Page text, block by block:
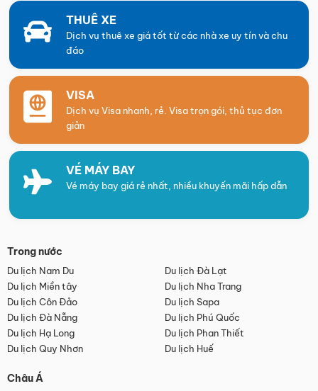
THUÊ XE
Dịch vụ thuê xe giá tốt từ các nhà xe uy tín và chu
đáo
VISA
Dịch vụ Visa nhanh, rẻ. Visa trọn gói, thủ tục đơn
giản
VÉ MÁY BAY
Vé máy bay giá rẻ nhất, nhiều khuyến mãi hấp dẫn
Trong nước
Du lịch Nam Du
Du lịch Đà Lạt
Du lịch Miền tây
Du lịch Nha Trang
Du lịch Côn Đảo
Du lịch Sapa
Du lịch Đà Nẵng
Du lịch Phú Quốc
Du lịch Hạ Long
Du lịch Phan Thiết
Du lịch Quy Nhơn
Du lịch Huế
Châu Á